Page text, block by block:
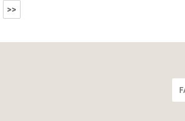
>>